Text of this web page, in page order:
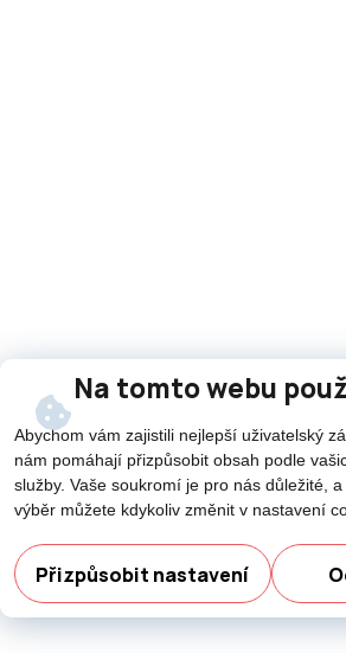
Na tomto webu
Abychom vám zajistili nejlepší uživatelský
nám pomáhají přizpůsobit obsah podle
služby. Vaše soukromí je pro nás důležité,
výběr můžete kdykoliv změnit v nastavení
Přizpůsobit nastavení